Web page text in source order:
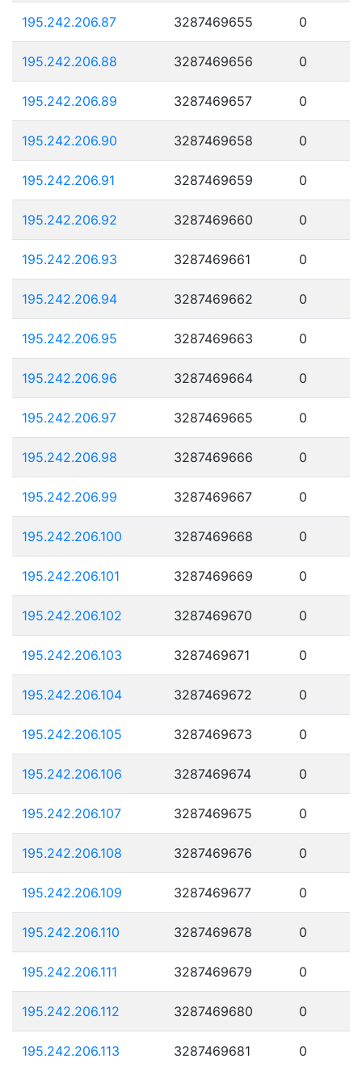
195.242.206.87 3287469655 0
195.242.206.88 3287469656 0
195.242.206.89 3287469657 0
195.242.206.90 3287469658 0
195.242.206.91 3287469659 0
195.242.206.92 3287469660 0
195.242.206.93 3287469661 0
195.242.206.94 3287469662 0
195.242.206.95 3287469663 0
195.242.206.96 3287469664 0
195.242.206.97 3287469665 0
195.242.206.98 3287469666 0
195.242.206.99 3287469667 0
195.242.206.100 3287469668 0
195.242.206.101 3287469669 0
195.242.206.102 3287469670 0
195.242.206.103 3287469671 0
195.242.206.104 3287469672 0
195.242.206.105 3287469673 0
195.242.206.106 3287469674 0
195.242.206.107 3287469675 0
195.242.206.108 3287469676 0
195.242.206.109 3287469677 0
195.242.206.110 3287469678 0
195.242.206.111 3287469679 0
195.242.206.112 3287469680 0
195.242.206.113 3287469681 0